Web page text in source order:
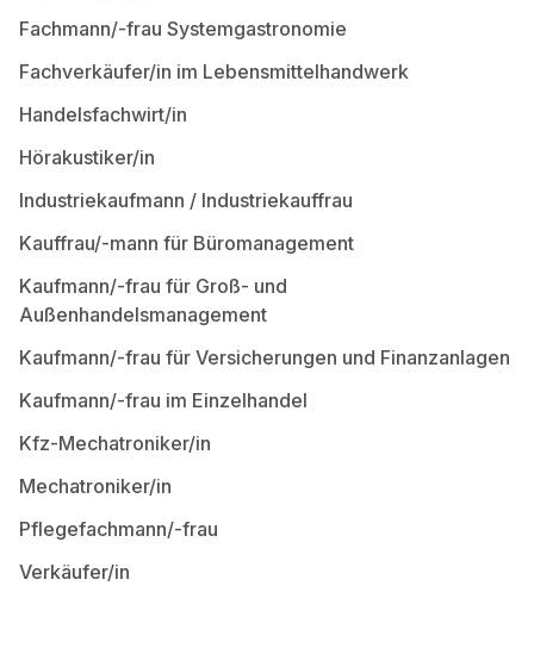
Fachmann/-frau Systemgastronomie
Fachverkäufer/in im Lebensmittelhandwerk
Handelsfachwirt/in
Hörakustiker/in
Industriekaufmann / Industriekauffrau
Kauffrau/-mann für Büromanagement
Kaufmann/-frau für Groß- und
Außenhandelsmanagement
Kaufmann/-frau für Versicherungen und Finanzanlagen
Kaufmann/-frau im Einzelhandel
Kfz-Mechatroniker/in
Mechatroniker/in
Pflegefachmann/-frau
Verkäufer/in